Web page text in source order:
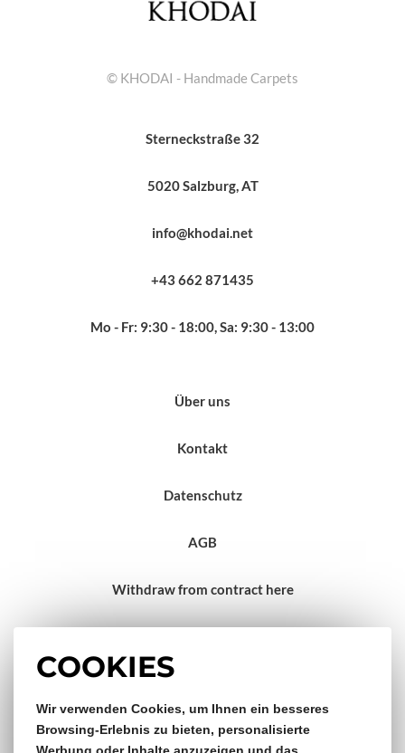
COOKIES
Wir verwenden Cookies, um Ihnen ein besseres
Browsing-Erlebnis zu bieten, personalisierte
© KHODAI - Handmade Carpets
Sterneckstraße 32
5020 Salzburg, AT
info@khodai.net
+43 662 871435
Mo - Fr: 9:30 - 18:00, Sa: 9:30 - 13:00
Über uns
Kontakt
Datenschutz
AGB
Withdraw from contract here
Gratis Versand & Rückversand